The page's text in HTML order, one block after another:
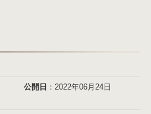
公開日 ：2022年06月24日